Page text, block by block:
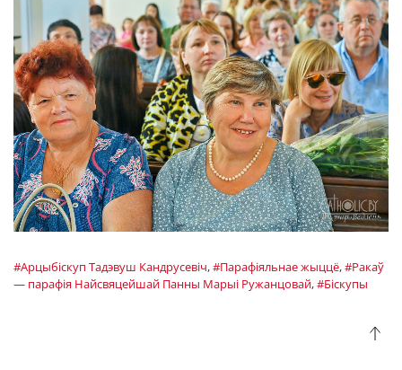
#Арцыбіскуп Тадэвуш Кандрусевіч,#Парафіяльнае жыццё,#Ракаў
— парафія Найсвяцейшай Панны Марыі Ружанцовай,#Біскупы